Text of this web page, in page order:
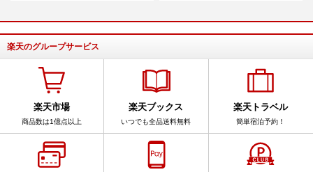
楽天のグループサービス
楽天市場
商品数は1億点以上
楽天ブックス
いつでも全品送料無料
楽天トラベル
簡単宿泊予約！